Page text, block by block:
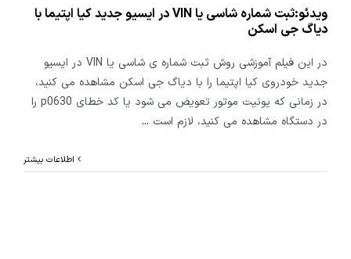
ویدئو:ثبت شماره شاسی یا VIN در ایسیو جدید کیا اپتیما با
دیاگ جی اسکن
در این فیلم آموزشی روش ثبت شماره ی شاسی یا VIN در ایسیو
جدید خودروی کیا اپتیما را با دیاگ جی اسکن مشاهده می کنید،
در زمانی که یونیت موتور تعویض می شود یا کد خطای p0630 را
در دستگاه مشاهده می کنید، لازم است ...
اطلاعات بیشتر